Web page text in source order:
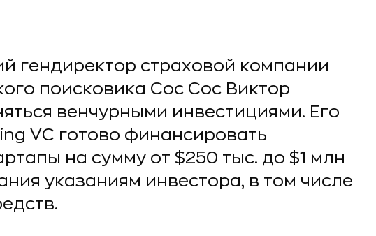
гендиректор страховой компании
поисковика Coc Coc Виктор
венчурными инвестициями. Его
VC готово финансировать
на сумму от $250 тыс. до $1 млн
указаниям инвестора, в том числе